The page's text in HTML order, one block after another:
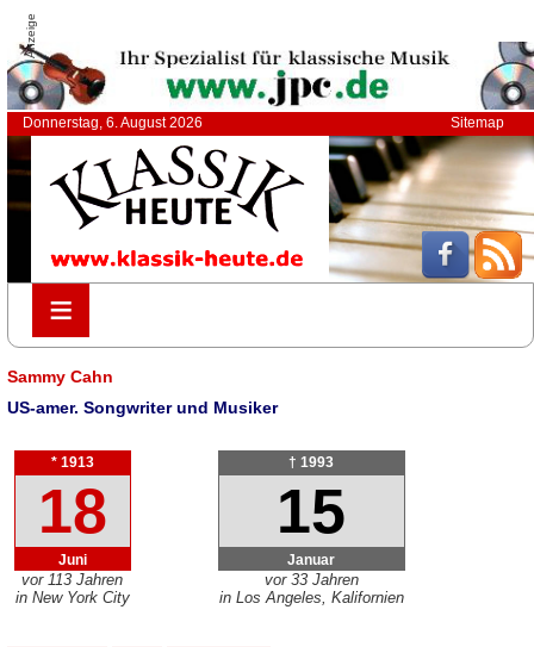
Anzeige
Donnerstag, 6. August 2026 Sitemap
≡
≡
Sammy Cahn
US-amer. Songwriter und Musiker
* 1913
18
Juni
vor 113 Jahren
in New York City
† 1993
15
Januar
vor 33 Jahren
in Los Angeles, Kalifornien